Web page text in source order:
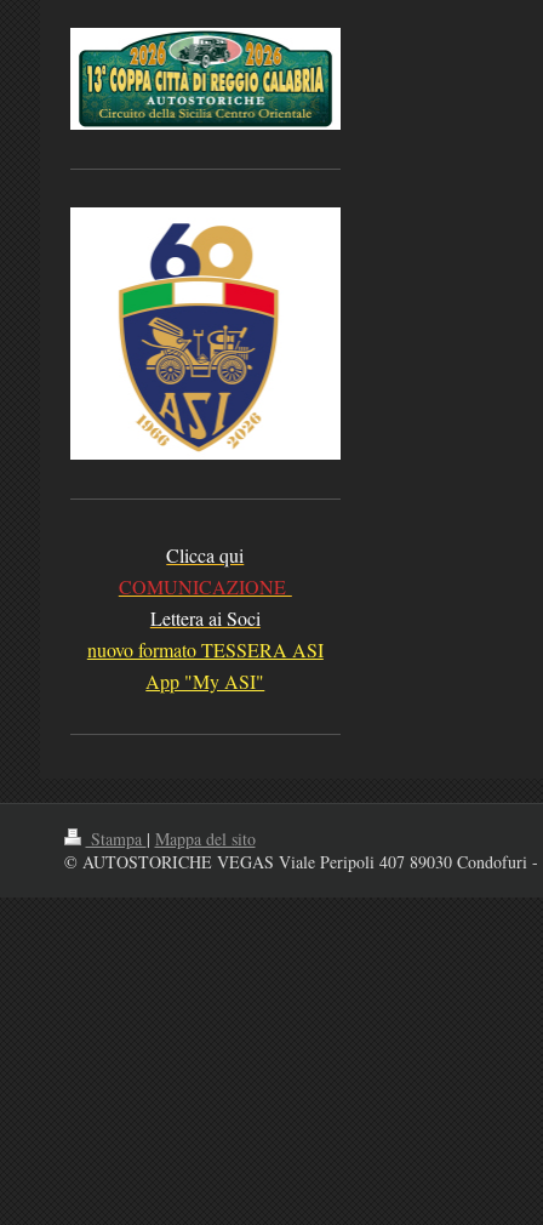
Clicca qui
COMUNICAZIONE
Lettera ai Soci
nuovo formato TESSERA ASI
App "My ASI"
Stampa | Mappa del sito
© AUTOSTORICHE VEGAS Viale Peripoli 407 89030 Condofuri -